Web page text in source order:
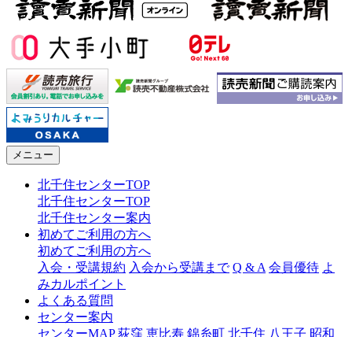
メニュー
北千住センターTOP
北千住センターTOP
北千住センター案内
初めてご利用の方へ
初めてご利用の方へ
入会・受講規約 入会から受講まで Q & A 会員優待 よ
みカルポイント
よくある質問
センター案内
センターMAP 荻窪 恵比寿 錦糸町 北千住 八王子 昭和